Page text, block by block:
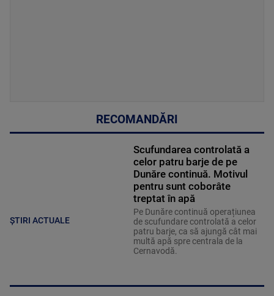
RECOMANDĂRI
ȘTIRI ACTUALE
Scufundarea controlată a
celor patru barje de pe
Dunăre continuă. Motivul
pentru sunt coborâte
treptat în apă
Pe Dunăre continuă operațiunea
de scufundare controlată a celor
patru barje, ca să ajungă cât mai
multă apă spre centrala de la
Cernavodă.